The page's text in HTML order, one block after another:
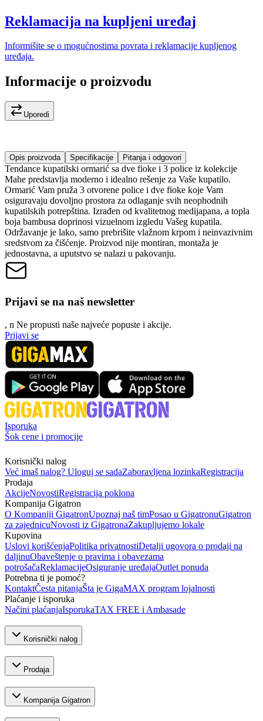
Reklamacija na kupljeni uređaj
Informišite se o mogućnostima povrata i reklamacije kupljenog
uređaja.
Informacije o proizvodu
Uporedi
Opis proizvoda Specifikacije Pitanja i odgovori
Tendance kupatilski ormarić sa dve fioke i 3 police iz kolekcije
Mahe predstavlja moderno i idealno rešenje za Vaše kupatilo.
Ormarić Vam pruža 3 otvorene police i dve fioke koje Vam
osiguravaju dovoljno prostora za odlaganje svih neophodnih
kupatilskih potrepština. Izrađen od kvalitetnog medijapana, a topla
boja bambusa doprinosi vizuelnom izgledu Vašeg kupatila.
Održavanje je lako, samo prebrišite vlažnom krpom i neinvazivnim
sredstvom za čišćenje. Proizvod nije montiran, montaža je
jednostavna, a uputstvo se nalazi u pakovanju.
Prijavi se na naš newsletter
, n Ne propusti naše najveće popuste i akcije.
Prijavi se
Isporuka
Šok cene i promocije
Korisnički nalog
Već imaš nalog? Uloguj se sadaZaboravljena lozinkaRegistracija
Prodaja
AkcijeNovostiRegistracija poklona
Kompanija Gigatron
O Kompaniji GigatronUpoznaj naš timPosao u GigatronuGigatron
za zajednicuNovosti iz GigatronaZakupljujemo lokale
Kupovina
Uslovi korišćenjaPolitika privatnostiDetalji ugovora o prodaji na
daljinuObaveštenje o pravima i obavezama
potrošačaReklamacijeOsiguranje uređajaOutlet ponuda
Potrebna ti je pomoć?
KontaktČesta pitanjaŠta je GigaMAX program lojalnosti
Plaćanje i isporuka
Načini plaćanjaIsporukaTAX FREE i Ambasade
Korisnički nalog
Prodaja
Kompanija Gigatron